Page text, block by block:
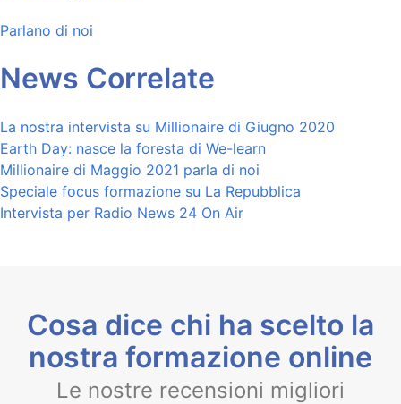
Parlano di noi
News Correlate
La nostra intervista su Millionaire di Giugno 2020
Earth Day: nasce la foresta di We-learn
Millionaire di Maggio 2021 parla di noi
Speciale focus formazione su La Repubblica
Intervista per Radio News 24 On Air
Cosa dice chi ha scelto la
nostra formazione online
Le nostre recensioni migliori